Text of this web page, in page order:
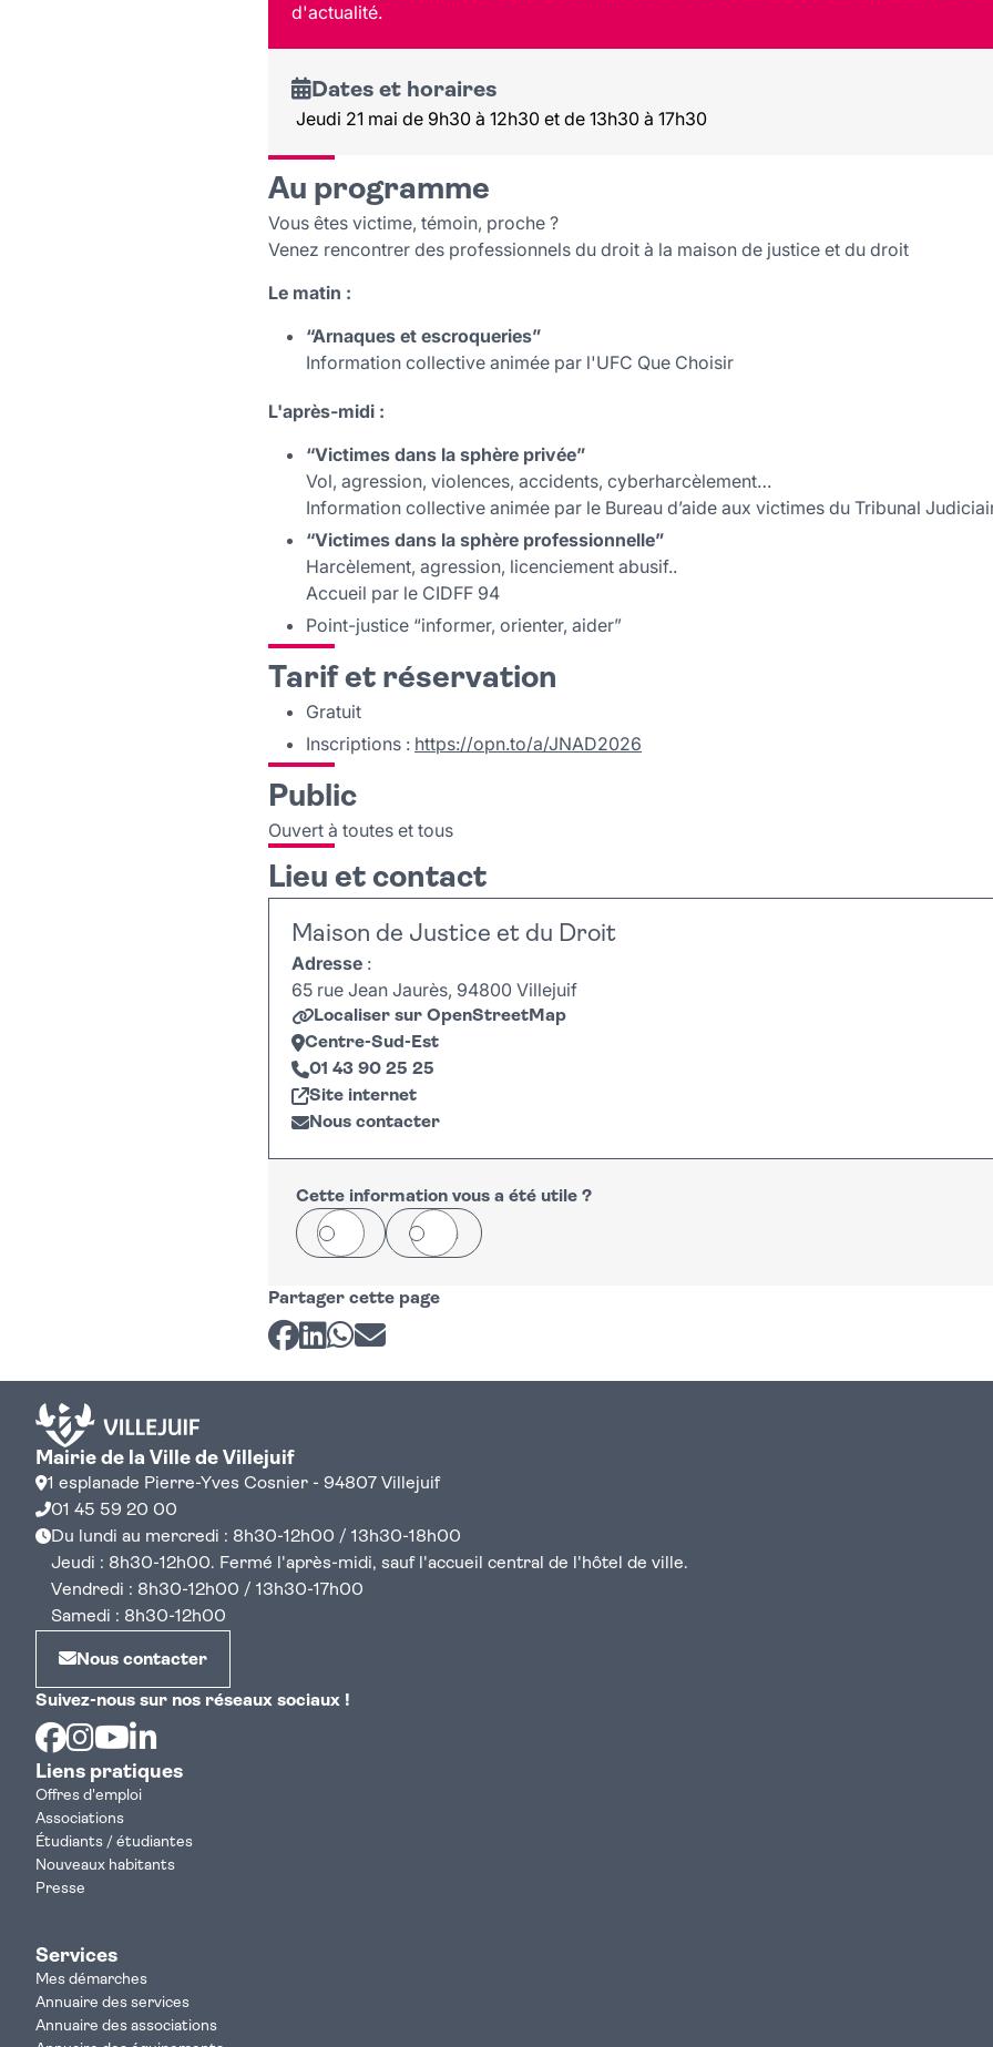
d'actualité.
Dates et horaires
Jeudi 21 mai de 9h30 à 12h30 et de 13h30 à 17h30
Au programme
Vous êtes victime, témoin, proche ?
Venez rencontrer des professionnels du droit à la maison de justice et du droit
Le matin :
“Arnaques et escroqueries”
Information collective animée par l'UFC Que Choisir
L'après-midi :
“Victimes dans la sphère privée”
Vol, agression, violences, accidents, cyberharcèlement…
Information collective animée par le Bureau d’aide aux victimes du Tribunal
“Victimes dans la sphère professionnelle”
Harcèlement, agression, licenciement abusif..
Accueil par le CIDFF 94
Point-justice “informer, orienter, aider”
Tarif et réservation
Gratuit
Inscriptions : https://opn.to/a/JNAD2026
Public
Ouvert à toutes et tous
Lieu et contact
Maison de Justice et du Droit
Adresse :
65 rue Jean Jaurès, 94800 Villejuif
Localiser sur OpenStreetMap
Centre-Sud-Est
01 43 90 25 25
Site internet
Nous contacter
+
−
Cette information vous a été utile ?
Oui Non
Partager cette page
Partager sur Facebook
Partager sur LinkedIn
Partager sur Whatsapp
Partager par courriel
Mairie de la Ville de Villejuif
1 esplanade Pierre-Yves Cosnier - 94807 Villejuif
01 45 59 20 00
Du lundi au mercredi : 8h30-12h00 / 13h30-18h00
Jeudi : 8h30-12h00. Fermé l'après-midi, sauf l'accueil central de l'hôtel de ville.
Vendredi : 8h30-12h00 / 13h30-17h00
Samedi : 8h30-12h00
Nous contacter
Suivez-nous sur nos réseaux sociaux !
Facebook
Instagram
Youtube
Liens pratiques
Offres d'emploi
Associations
Étudiants / étudiantes
Nouveaux habitants
Presse
Services
Mes démarches
Annuaire des services
Annuaire des associations